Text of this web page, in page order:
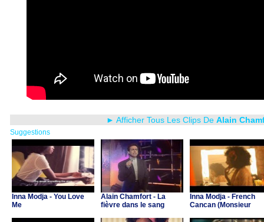
► Afficher Tous Les Clips De Alain
Suggestions
Inna Modja - You Love
Me
Alain Chamfort - La
fièvre dans le sang
Inna Modja - French
Cancan (Monsieur